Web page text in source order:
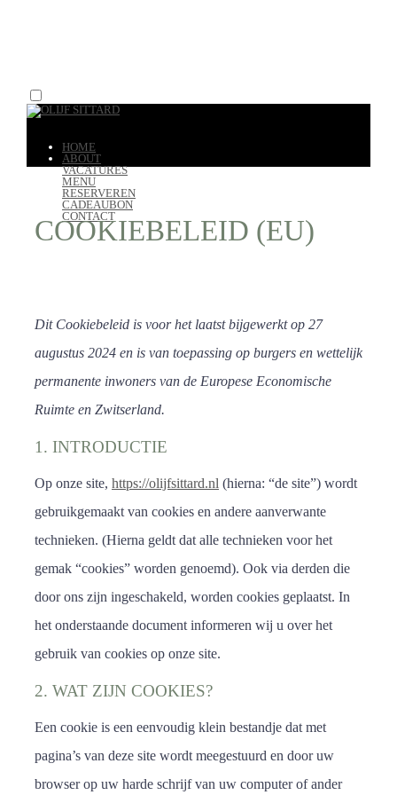
Skip
contentOLIJF SITTARD
MEDITERRAANSE GASTROBAR IN SITTARD
HOME
ABOUT
VACATURES
MENU
RESERVEREN
CADEAUBON
CONTACT
FACEBOOK
COOKIEBELEID (EU)
Dit Cookiebeleid is voor het laatst bijgewerkt op 27
augustus 2024 en is van toepassing op burgers en wettelijk
permanente inwoners van de Europese Economische
Ruimte en Zwitserland.
1. INTRODUCTIE
Op onze site, https://olijfsittard.nl (hierna: “de site”) wordt
gebruikgemaakt van cookies en andere aanverwante
technieken. (Hierna geldt dat alle technieken voor het
gemak “cookies” worden genoemd). Ook via derden die
door ons zijn ingeschakeld, worden cookies geplaatst. In
het onderstaande document informeren wij u over het
gebruik van cookies op onze site.
2. WAT ZIJN COOKIES?
Een cookie is een eenvoudig klein bestandje dat met
pagina’s van deze site wordt meegestuurd en door uw
browser op uw harde schrijf van uw computer of ander